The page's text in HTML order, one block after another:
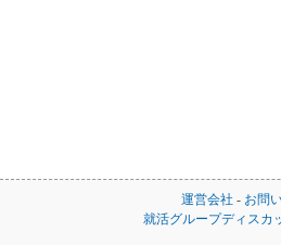
運営会社 - お問
就活グループディスカ